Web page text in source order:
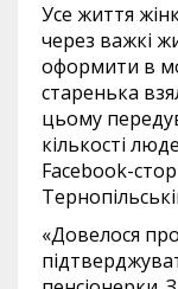
Усе життя
через важкі
оформити в
старенька
цьому
кількості
Facebook-
«Довелося